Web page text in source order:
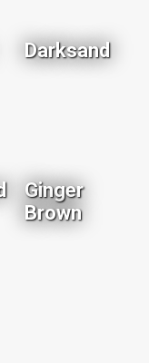
Darksand
Ginger
Brown